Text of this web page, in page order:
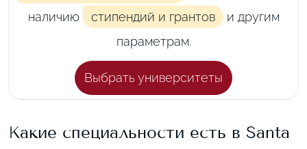
наличию
стипендий и грантов и другим
параметрам.
Выбрать университеты
Какие специальности есть в Santa